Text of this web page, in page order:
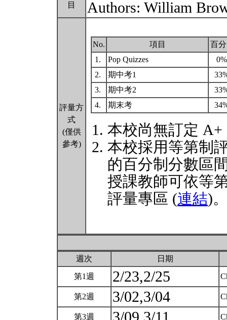
目
Authors: William
評量方
式
(僅供
參考)
No. 項目
百
1.
Pop Quizzes
2.
期中考1
3.
期中考2
4.
期末考
本校尚無訂定
本校採用等第制
的百分制分數區
授課教師可依等
評量專區 (連結)
週次 日期
第1週 2/23,2/25
第2週 3/02,3/04
第3週